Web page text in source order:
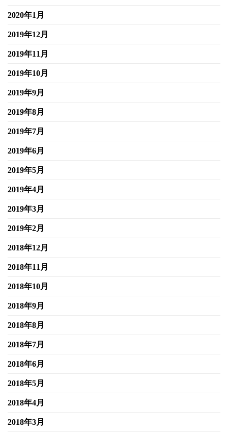
2020年1月
2019年12月
2019年11月
2019年10月
2019年9月
2019年8月
2019年7月
2019年6月
2019年5月
2019年4月
2019年3月
2019年2月
2018年12月
2018年11月
2018年10月
2018年9月
2018年8月
2018年7月
2018年6月
2018年5月
2018年4月
2018年3月